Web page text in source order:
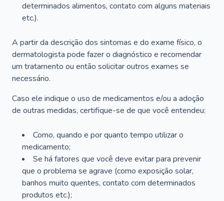
determinados alimentos, contato com alguns materiais
etc.).
A partir da descrição dos sintomas e do exame físico, o
dermatologista pode fazer o diagnóstico e recomendar
um tratamento ou então solicitar outros exames se
necessário.
Caso ele indique o uso de medicamentos e/ou a adoção
de outras medidas, certifique-se de que você entendeu:
Como, quando e por quanto tempo utilizar o
medicamento;
Se há fatores que você deve evitar para prevenir
que o problema se agrave (como exposição solar,
banhos muito quentes, contato com determinados
produtos etc.);